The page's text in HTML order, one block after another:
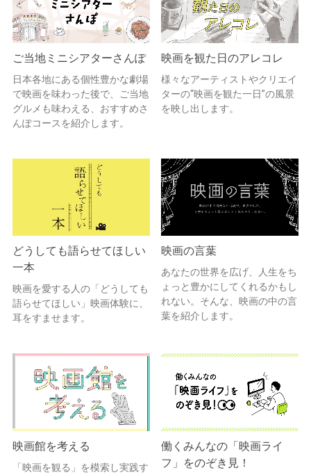
ご当地ミニシアターさんぽ
日本各地にある個性豊かな劇場
で映画を味わった後で、ご当地
グルメも味わえる、おすすめさ
んぽコースを紹介します。
映画を観た日のアレコレ
様々なアーティストやクリエイ
ターの“映画を観た一日”の風景
を映し出します。
どうしても語らせてほしい
一本
映画を愛する人の「どうしても
語らせてほしい」映画体験に、
耳をすませます。
映画の言葉
あなたの世界を広げ、人生をち
ょっと豊かにしてくれるかもし
れない。そんな、映画の中の言
葉を紹介します。
映画館を考える
「映画を観る」を模索し実践す
働くみんなの「映画ライ
フ」をのぞき見！